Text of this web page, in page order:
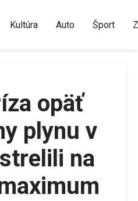
Kultúra Auto Šport
opäť
plynu v
na